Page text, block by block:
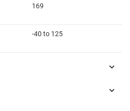
169
-40 to 125